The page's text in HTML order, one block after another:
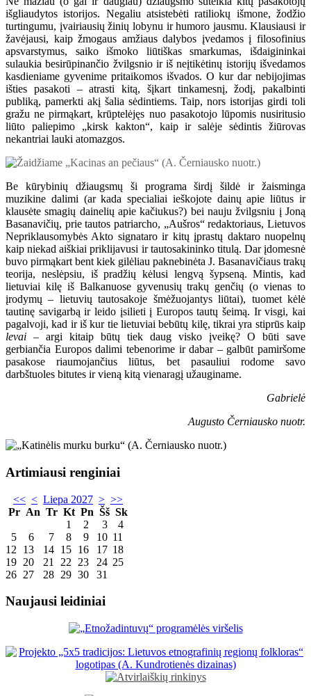
išgliaudytos istorijos. Negaliu atsistebėti ratiliokų išmone, žodžio
turtingumu, įvairiausių žinių lobynu ir humoro jausmu. Klausiausi ir
žavėjausi, kaip žmogaus amžiaus dalybos įvedamos į filosofinius
apsvarstymus, saiko išmoko liūtiškas smarkumas, išdaigininkai
sulaukia besirūpinančio žvilgsnio ir iš neįtikėtinų istorijų išvedamos
kasdieniame gyvenime pritaikomos išvados. O kur dar nebijojimas
išties pasakoti – atrasti kitą, šįkart tinkamesnį, žodį, pakalbinti
publiką, pamerkti akį šalia sėdintiems. Taip, nors istorijas girdi toli
gražu ne pirmąkart, krūptelėjęs nuo pasakotojo lūpomis nusiritusio
liūto paliepimo „kirsk kakton“, kaip ir salėje sėdintis žiūrovas
nekantriai lauki atomazgos.
Be kūrybinių džiaugsmų ši programa širdį šildė ir žaisminga
muzikine dalimi (ar kada specialiai ieškojote dainų apie liūtus ir
klausėte smagių dainelių apie kačiukus?) bei nauju žvilgsniu į Joną
Basanavičių, prie tautos patriarcho, „Aušros“ redaktoriaus, Lietuvos
Nepriklausomybės Akto signataro ir kitų įprastų daktaro nuopelnų
kaip niekad aiškiai priklijavusi ir tautosakininko titulą. Dar įdomesnė
buvo pirmąkart bent kiek gilėliau paknebinėta J. Basanavičiaus trakų
teorija, neslėpsiu, iš pradžių kėlusi lengvą šypseną. Mintis, kad
lietuviai kilę iš Balkanuose gyvenusių trakų genčių (o vienas to
įrodymų – lietuvių tautosakoje šmėžuojantys liūtai), tuomet kėlė
tautinę savigarbą ir leido įsilieti į Europos tautų šeimą. Ir visgi, kai
pagalvoji, kad ir iš kur tie lietuviai bebūtų kilę, tikrai yra stiprūs kaip
levai – argi kitaip būtų tiek daug visko įveikę? O būti save
gerbiančia Europos dalimi tebenorime ir dabar – galbūt pamiršome
pasakose riaumojančius liūtus, bet pasauliui rodome savo
darbštuoles bitutes ir vieną kitą vienaragį užauginame.
Gabrielė
Augusto Černiausko nuotr.
Artimiausi renginiai
<< < Liepa 2027 > >>
Pr An Tr Kt Pn Šš Sk
1
2 3
4
5
6 7 8 9 10 11
12
13 14 15 16 17 18
19 20 21 22 23 24 25
26 27 28 29 30 31
Naujausi leidiniai